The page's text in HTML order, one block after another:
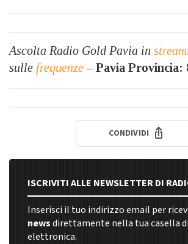
Ascolta Radio Gold Pavia in
sulle frequenze– Pavia Provincia:
CONDIVIDI
ISCRIVITI ALLE NEWSLETTER DI
Inserisci il tuo indirizzo email per
newsdirettamente nella tua casella
elettronica.